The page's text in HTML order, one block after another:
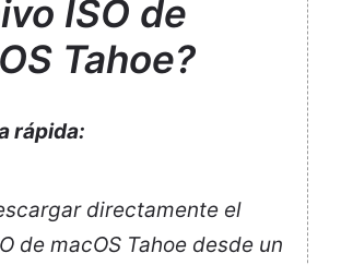
ISO de
Tahoe?
rápida:
directamente el
de macOS Tahoe desde un